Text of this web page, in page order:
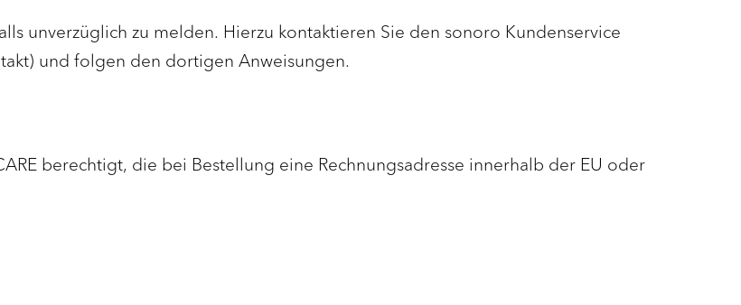
unverzüglich zu melden. Hierzu kontaktieren Sie den sonoro Kundenservice
und folgen den dortigen Anweisungen.
berechtigt, die bei Bestellung eine Rechnungsadresse innerhalb der EU oder